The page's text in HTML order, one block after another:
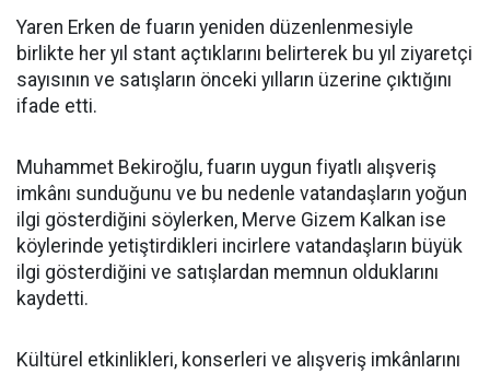
Yaren Erken de fuarın yeniden düzenlenmesiyle
birlikte her yıl stant açtıklarını belirterek bu yıl ziyaretçi
sayısının ve satışların önceki yılların üzerine çıktığını
ifade etti.
Muhammet Bekiroğlu, fuarın uygun fiyatlı alışveriş
imkânı sunduğunu ve bu nedenle vatandaşların yoğun
ilgi gösterdiğini söylerken, Merve Gizem Kalkan ise
köylerinde yetiştirdikleri incirlere vatandaşların büyük
ilgi gösterdiğini ve satışlardan memnun olduklarını
kaydetti.
Kültürel etkinlikleri, konserleri ve alışveriş imkânlarını